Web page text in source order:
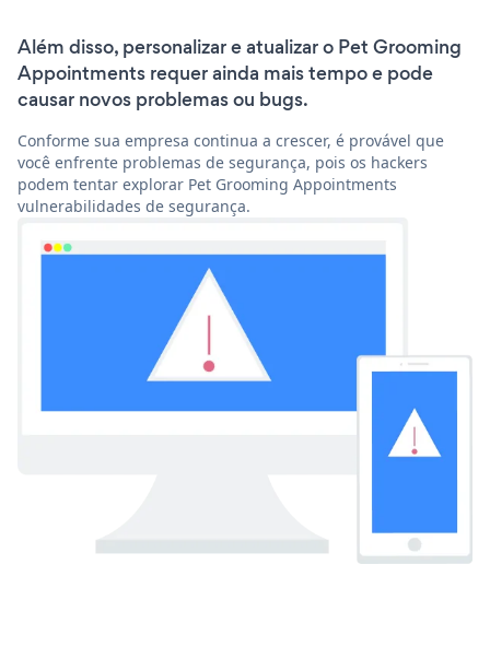
Além disso, personalizar e atualizar o Pet Grooming
Appointments requer ainda mais tempo e pode
causar novos problemas ou bugs.
Conforme sua empresa continua a crescer, é provável que
você enfrente problemas de segurança, pois os hackers
podem tentar explorar Pet Grooming Appointments
vulnerabilidades de segurança.